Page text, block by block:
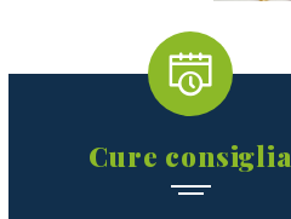
Cure consiglia